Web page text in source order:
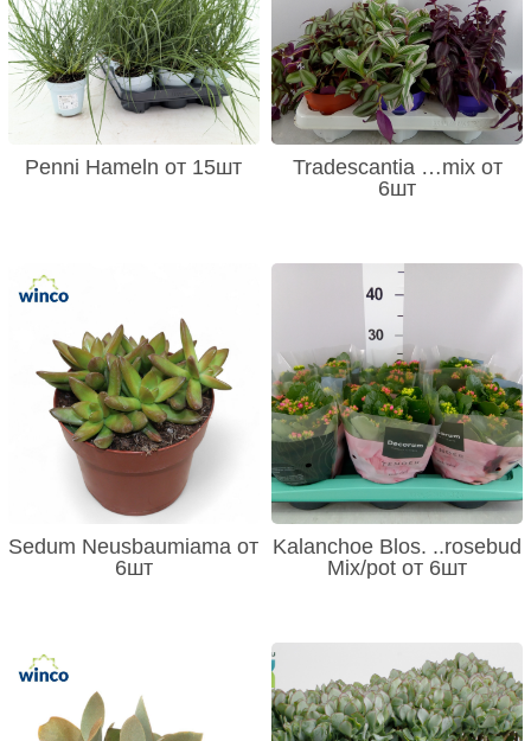
Penni Hameln от 15шт
Tradescantia …mix от
6шт
Sedum Neusbaumiama от
6шт
Kalanchoe Blos. ..rosebud
Mix/pot от 6шт